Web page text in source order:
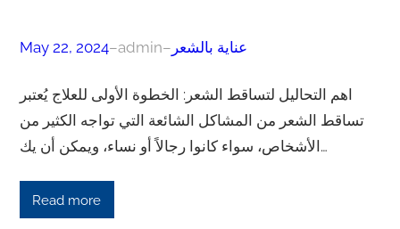
May 22, 2024–admin– عناية بالشعر
اهم التحاليل لتساقط الشعر: الخطوة الأولى للعلاج يُعتبر
تساقط الشعر من المشاكل الشائعة التي تواجه الكثير من
الأشخاص، سواء كانوا رجالاً أو نساء، ويمكن أن يك…
Read more